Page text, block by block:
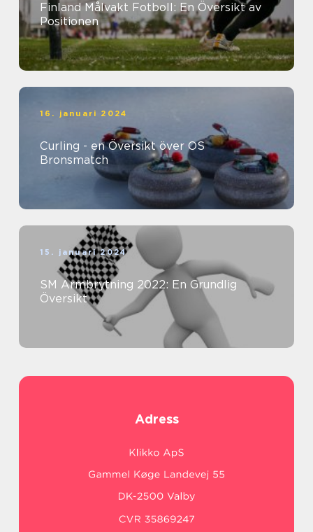
Finland Målvakt Fotboll: En Översikt av
Positionen
16. januari 2024
Curling - en Översikt över OS
Bronsmatch
15. januari 2024
SM Armbrytning 2022: En Grundlig
Översikt
Adress